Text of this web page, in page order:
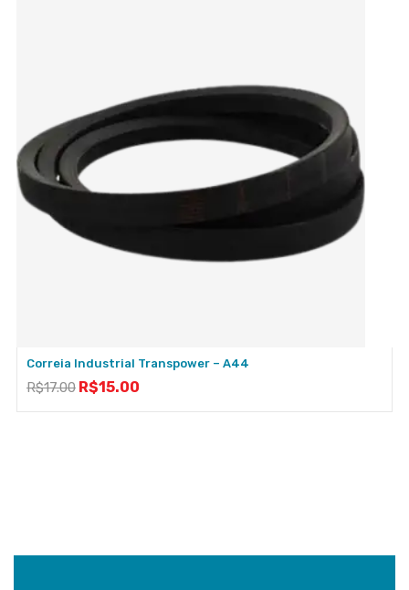
Correia Industrial Transpower – A44
R$17.00 R$15.00